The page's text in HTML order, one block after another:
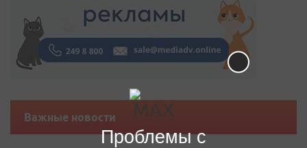
Важные новости
Проблемы с